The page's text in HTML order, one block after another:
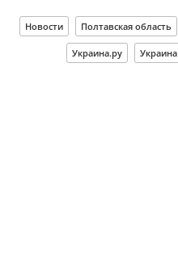
Новости Полтавская область
Украина.ру Украина